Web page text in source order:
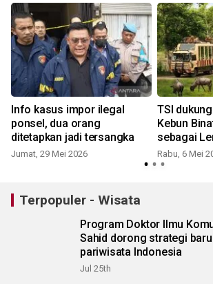
Info kasus impor ilegal
ponsel, dua orang
ditetapkan jadi tersangka
Jumat, 29 Mei 2026
TSI
Kebun
sebagai
Konservasi
Rabu, 6 Mei
Terpopuler - Wisata
Program Doktor Ilmu
Sahid dorong strategi
pariwisata Indonesia
Jul 25th